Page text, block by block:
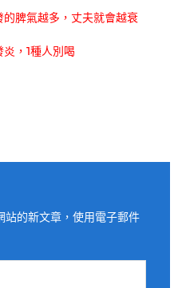
脾氣越多，丈夫就會越衰
，1種人別喝
站的新文章，使用電子郵件